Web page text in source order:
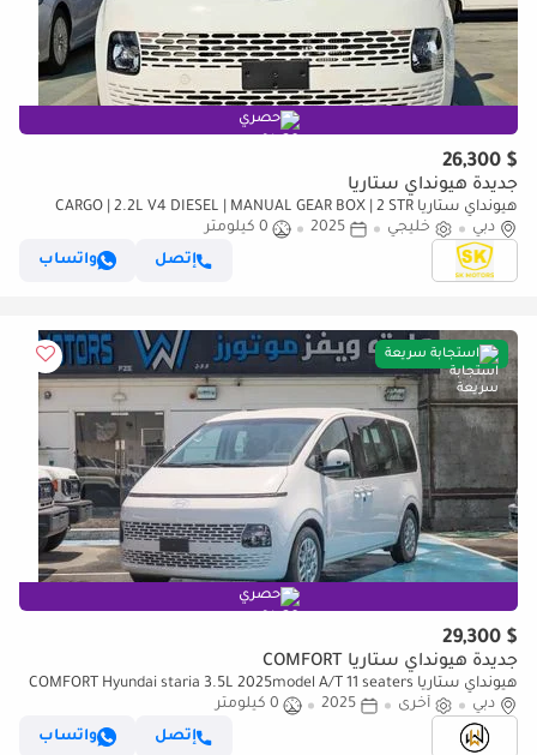
حصري
$ 26,300
جديدة هيونداي ستاريا
هيونداي ستاريا CARGO | 2.2L V4 DIESEL | MANUAL GEAR BOX | 2 STR
(CODE # STCD)
دبي خليجي 2025
0 كيلومتر
إتصل
واتساب
استجابة سريعة
حصري
$ 29,300
جديدة هيونداي ستاريا COMFORT
هيونداي ستاريا COMFORT Hyundai staria 3.5L 2025model A/T 11 seaters
دبي
أخرى 2025
0 كيلومتر
إتصل
واتساب